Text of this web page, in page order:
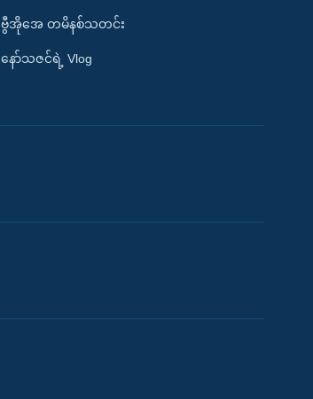
ဗွီအိုအေ တမိနစ်သတင်း
နော်သဇင်ရဲ့ Vlog